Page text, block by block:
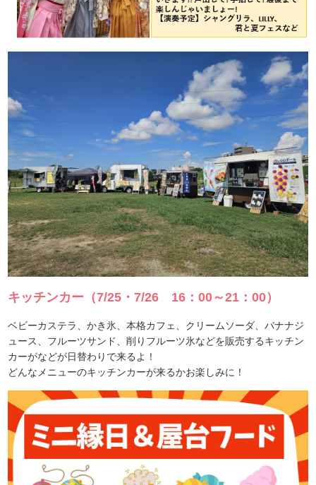
キッチンカー（7/25・7/26 16：00～21：00）
ベビーカステラ、かき氷、本格カフェ、クリームソーダ、バナナジ
ュース、フルーツサンド、削りフルーツ氷などを販売するキッチン
カーがなどが日替わりで来るよ！
どんなメニューのキッチンカーが来るかお楽しみに！